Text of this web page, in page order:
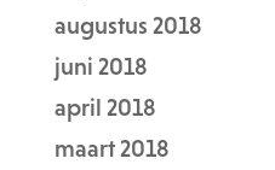
augustus 2018
juni 2018
april 2018
maart 2018